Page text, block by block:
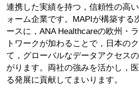
連携した実績を持つ，信頼性の高
ォーム企業です。MAPIが構築する
ースに，ANA Healthcareの欧州・
トワークが加わることで，日本の
て，グローバルなデータアクセス
がります。両社の強みを活かし，
る発展に貢献してまいります。